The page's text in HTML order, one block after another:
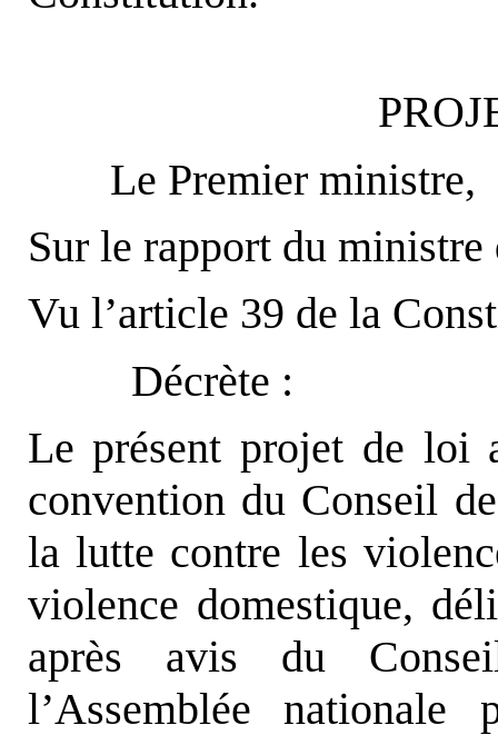
Le Premier ministre,
Sur le rapport du ministre
Vu l’article 39 de la
Décrète :
Le présent projet de loi
convention du Conseil
la lutte contre les
violence domestique,
après avis du
l’Assemblée